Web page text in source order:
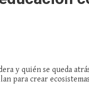
y quién se queda
para crear